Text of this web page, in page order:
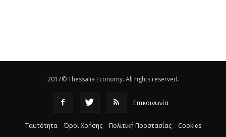
2017© Thessalia Economy. All rights reserved.
Επικοινωνία
Ταυτότητα Όροι Χρήσης Πολιτική Προστασίας Cookies